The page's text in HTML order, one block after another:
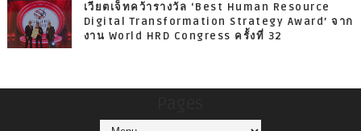
เวียตเจ็ทคว้ารางวัล ‘Best Human Resource
Digital Transformation Strategy Award’ จาก
งาน World HRD Congress ครั้งที่ 32